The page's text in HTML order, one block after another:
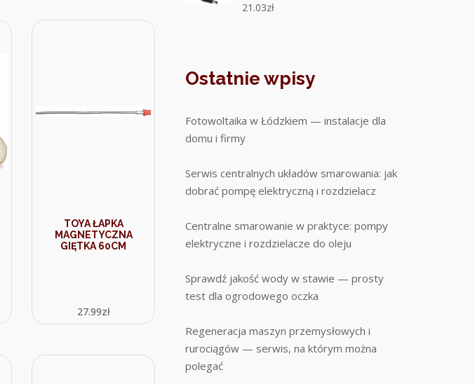
TOYA ŁAPKA
MAGNETYCZNA
GIĘTKA 60CM
27.99zł
21.03zł
Ostatnie wpisy
Fotowoltaika w Łódzkiem — instalacje dla
domu i firmy
Serwis centralnych układów smarowania: jak
dobrać pompę elektryczną i rozdzielacz
Centralne smarowanie w praktyce: pompy
elektryczne i rozdzielacze do oleju
Sprawdź jakość wody w stawie — prosty
test dla ogrodowego oczka
Regeneracja maszyn przemysłowych i
rurociągów — serwis, na którym można
polegać